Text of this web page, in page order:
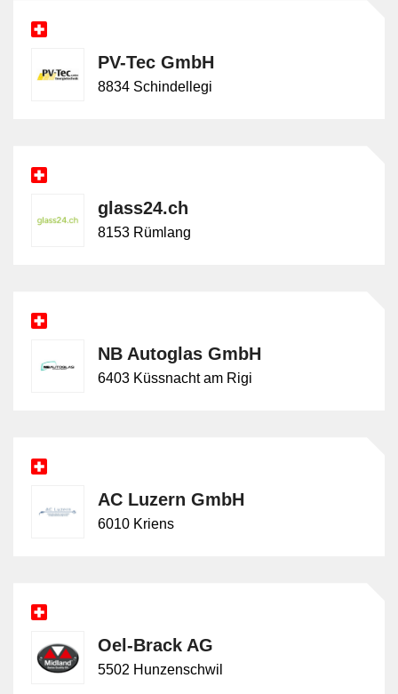
PV-Tec GmbH
8834 Schindellegi
glass24.ch
8153 Rümlang
NB Autoglas GmbH
6403 Küssnacht am Rigi
AC Luzern GmbH
6010 Kriens
Oel-Brack AG
5502 Hunzenschwil